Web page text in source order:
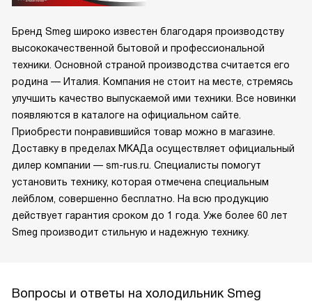
Бренд Smeg широко известен благодаря производству
высококачественной бытовой и профессиональной
техники. Основной страной производства считается его
родина — Италия. Компания не стоит на месте, стремясь
улучшить качество выпускаемой ими техники. Все новинки
появляются в каталоге на официальном сайте.
Приобрести понравившийся товар можно в магазине.
Доставку в пределах МКАДа осуществляет официальный
дилер компании — sm-rus.ru. Специалисты помогут
установить технику, которая отмечена специальным
лейблом, совершенно бесплатно. На всю продукцию
действует гарантия сроком до 1 года. Уже более 60 лет
Smeg производит стильную и надежную технику.
Вопросы и ответы на холодильник Smeg